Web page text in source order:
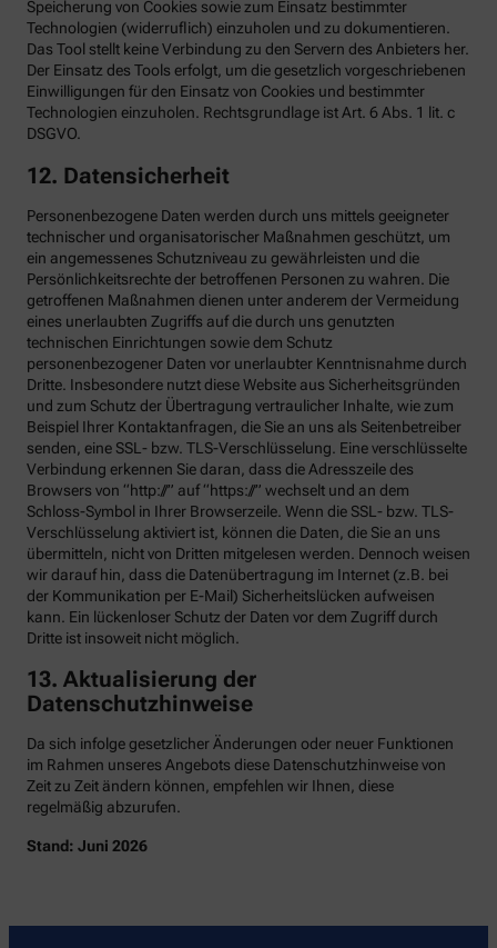
Speicherung von Cookies sowie zum Einsatz bestimmter
Technologien (widerruflich) einzuholen und zu dokumentieren.
Das Tool stellt keine Verbindung zu den Servern des Anbieters her.
Der Einsatz des Tools erfolgt, um die gesetzlich vorgeschriebenen
Einwilligungen für den Einsatz von Cookies und bestimmter
Technologien einzuholen. Rechtsgrundlage ist Art. 6 Abs. 1 lit. c
DSGVO.
12. Datensicherheit
Personenbezogene Daten werden durch uns mittels geeigneter
technischer und organisatorischer Maßnahmen geschützt, um
ein angemessenes Schutzniveau zu gewährleisten und die
Persönlichkeitsrechte der betroffenen Personen zu wahren. Die
getroffenen Maßnahmen dienen unter anderem der Vermeidung
eines unerlaubten Zugriffs auf die durch uns genutzten
technischen Einrichtungen sowie dem Schutz
personenbezogener Daten vor unerlaubter Kenntnisnahme durch
Dritte. Insbesondere nutzt diese Website aus Sicherheitsgründen
und zum Schutz der Übertragung vertraulicher Inhalte, wie zum
Beispiel Ihrer Kontaktanfragen, die Sie an uns als Seitenbetreiber
senden, eine SSL- bzw. TLS-Verschlüsselung. Eine verschlüsselte
Verbindung erkennen Sie daran, dass die Adresszeile des
Browsers von “http://” auf “https://” wechselt und an dem
Schloss-Symbol in Ihrer Browserzeile. Wenn die SSL- bzw. TLS-
Verschlüsselung aktiviert ist, können die Daten, die Sie an uns
übermitteln, nicht von Dritten mitgelesen werden. Dennoch weisen
wir darauf hin, dass die Datenübertragung im Internet (z.B. bei
der Kommunikation per E-Mail) Sicherheitslücken aufweisen
kann. Ein lückenloser Schutz der Daten vor dem Zugriff durch
Dritte ist insoweit nicht möglich.
13. Aktualisierung der
Datenschutzhinweise
Da sich infolge gesetzlicher Änderungen oder neuer Funktionen
im Rahmen unseres Angebots diese Datenschutzhinweise von
Zeit zu Zeit ändern können, empfehlen wir Ihnen, diese
regelmäßig abzurufen.
Stand: Juni 2026